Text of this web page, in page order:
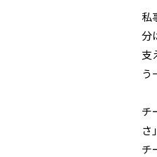
私
分
支
う
チ
さ
チ